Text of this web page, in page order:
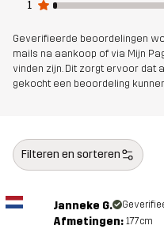
1
Geverifieerde beoordelingen
mails na aankoop of via Mijn
vinden zijn. Dit zorgt ervoor dat
gekocht een beoordeling
Filteren en sorteren
Janneke G.
Afmetingen: 177cm